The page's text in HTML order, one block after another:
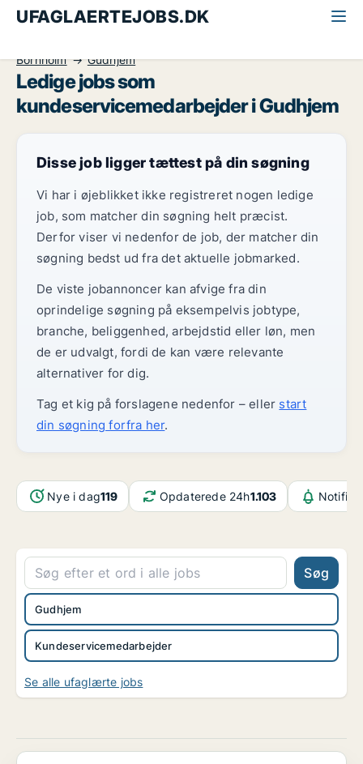
UFAGLAERTEJOBS.DK
Bornholm
Gudhjem
Ledige jobs som
kundeservicemedarbejder i Gudhjem
Disse job ligger tættest på din søgning
Vi har i øjeblikket ikke registreret nogen ledige
job, som matcher din søgning helt præcist.
Derfor viser vi nedenfor de job, der matcher din
søgning bedst ud fra det aktuelle jobmarked.
De viste jobannoncer kan afvige fra din
oprindelige søgning på eksempelvis jobtype,
branche, beliggenhed, arbejdstid eller løn, men
de er udvalgt, fordi de kan være relevante
alternativer for dig.
Tag et kig på forslagene nedenfor – eller start
din søgning forfra her.
Nye i dag119 Opdaterede 24h1.103
Søg
Kundeservicemedarbejder
Gudhjem
Se alle ufaglærte jobs
Client Manager